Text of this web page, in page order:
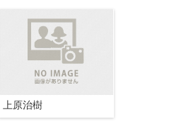
上原治樹